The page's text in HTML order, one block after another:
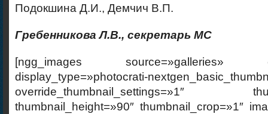
Подокшина Д.И., Демчич В.П.
Гребенникова Л.В., секретарь МС
[ngg_images source=»galleries»
display_type=»photocrati-
override_thumbnail_settings=»1″
thumbnail_height=»90″ thumbnail_crop=»1″